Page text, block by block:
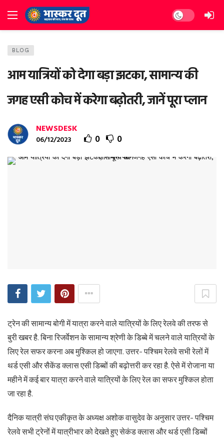
Dark mode
BLOG
आम यात्रियों को देगा बड़ा झटका, सामान्य की
जगह एसी कोच में करेगा बढ़ोतरी, जानें पूरा प्लान
NEWSDESK
06/12/2023 0 0
ट्रेन की सामान्य बोगी में यात्रा करने वाले यात्रियों के लिए रेलवे की तरफ से
बुरी खबर है. बिना रिजर्वेशन के सामान्य श्रेणी के डिब्बे में चलने वाले यात्रियों के
लिए रेल सफर करना अब मुश्किल हो जाएगा. उत्तर- पश्चिम रेलवे सभी रेलों में
थर्ड एसी और सैकेंड क्लास एसी डिब्बों की बढ़ोत्तरी कर रहा है. ऐसे में रोजाना या
महीने में कई बार यात्रा करने वाले यात्रियों के लिए रेल का सफर मुश्किल होता
जा रहा है.
दैनिक यात्री संघ एकीकृत के अध्यक्ष अशोक वासुदेव के अनुसार उत्तर- पश्चिम
रेलवे सभी ट्रेनों में यात्रीभार को देखते हुए सेकंड क्लास और थर्ड एसी डिब्बों